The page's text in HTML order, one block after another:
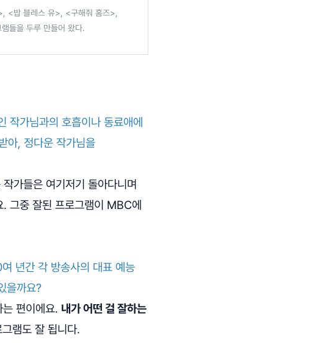
<밥 블레스 유>, <구해줘 홈즈>,
들을 두루 만들어 왔다.
작가님과의 호흡이나 동료애에
아, 정다운 작가님을
가들은 여기저기 돌아다니며
그중 잘된 프로그램이 MBC에
년간 각 방송사의 대표 예능
을까요?
편이에요. 내가 어떤 걸 잘하는
램도 잘 됩니다.